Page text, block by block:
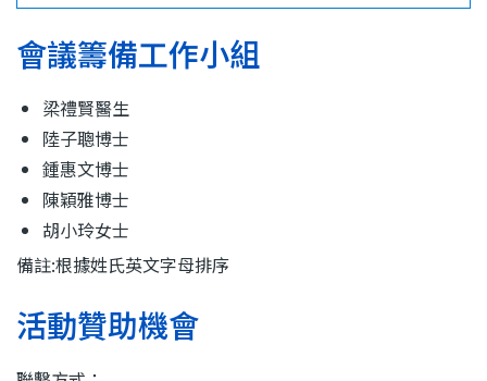
會議籌備工作小組
梁禮賢醫生
陸子聰博士
鍾惠文博士
陳穎雅博士
胡小玲女士
備註:根據姓氏英文字母排序
活動贊助機會